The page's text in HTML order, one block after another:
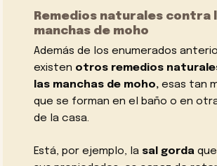
Remedios naturales contra
manchas de moho
Además de los enumerados
existen otros remedios
las manchas de moho, esas tan
que se forman en el baño o en
de la casa.
Está, por ejemplo, la sal gorda